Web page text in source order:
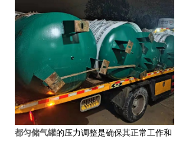
都匀储气罐的压力调整是确保其正常工作和